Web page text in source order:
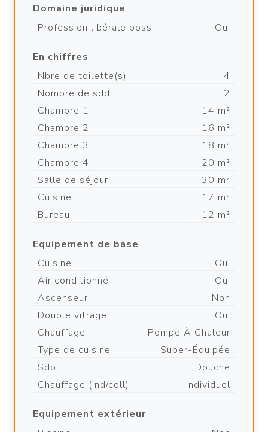
Domaine juridique
Profession libérale poss.
Oui
En chiffres
Nbre de toilette(s)
4
Nombre de sdd
2
Chambre 1
14 m²
Chambre 2
16 m²
Chambre 3
18 m²
Chambre 4
20 m²
Salle de séjour
30 m²
Cuisine
17 m²
Bureau
12 m²
Equipement de base
Cuisine
Oui
Air conditionné
Oui
Ascenseur
Non
Double vitrage
Oui
Chauffage
Pompe À Chaleur
Type de cuisine
Super-Équipée
Sdb
Douche
Chauffage (ind/coll)
Individuel
Equipement extérieur